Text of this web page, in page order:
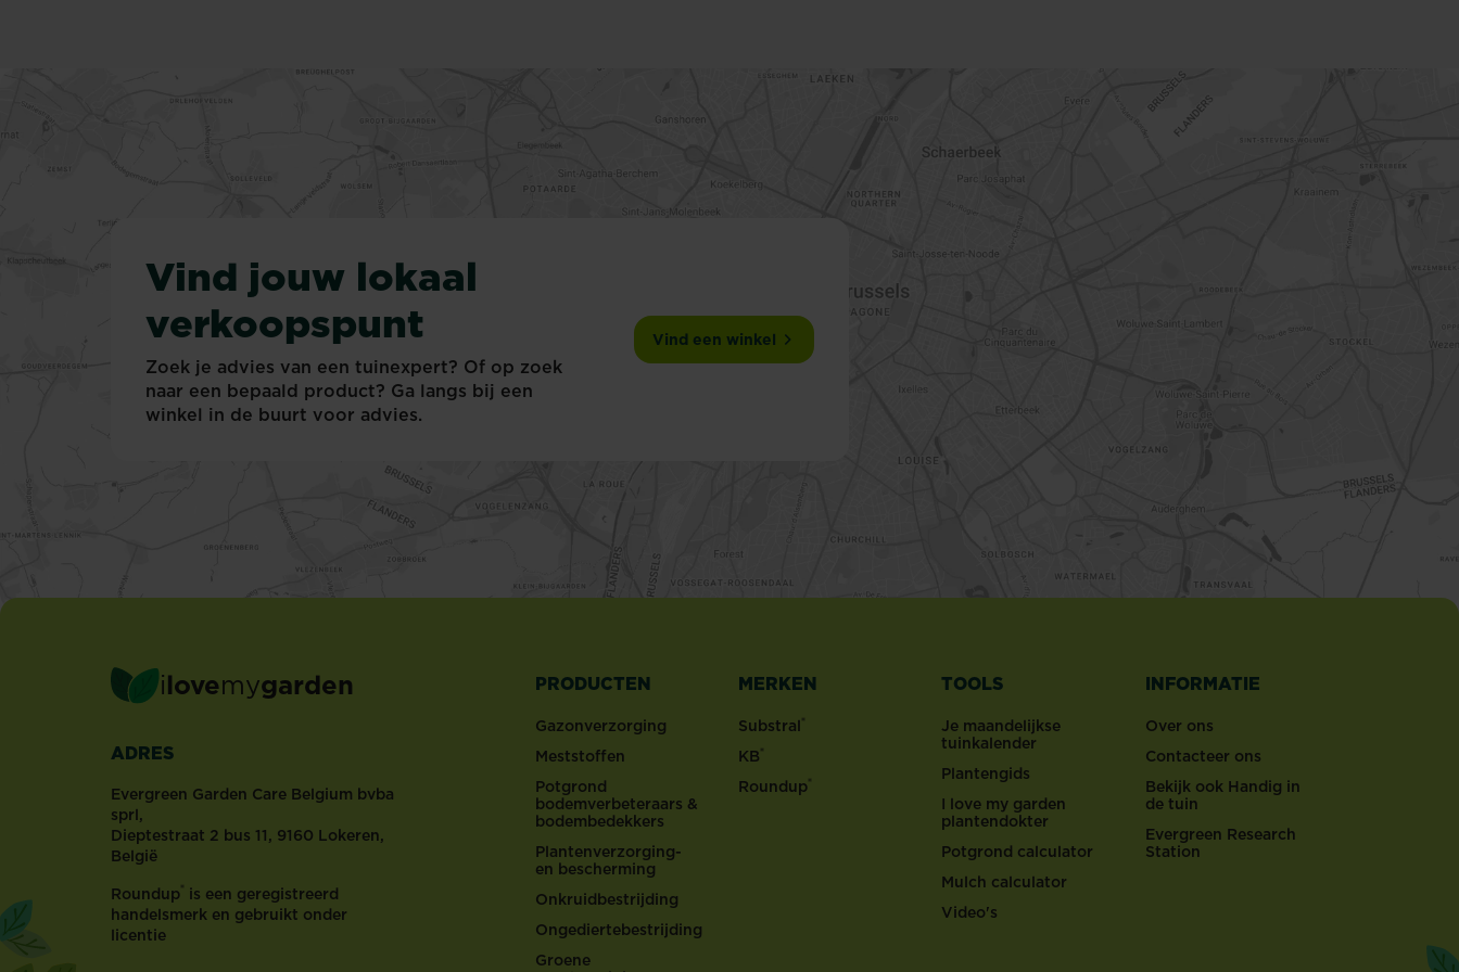
omgeving.
maar
ook
de
stam.
Wordt
gekenmerkt
door
met
Vind jouw lokaal
verkoopspunt
Zoek je advies van een tuinexpert? Of op zoek
naar een bepaald product? Ga langs bij een
winkel in de buurt voor advies.
Vind een winkel
ilovemygarden
ADRES
Evergreen Garden Care Belgium bvba
sprl,
Dieptestraat 2 bus 11, 9160 Lokeren,
België
Roundup® is een geregistreerd
handelsmerk en gebruikt onder
licentie
PRODUCTEN
Gazonverzorging
Meststoffen
Potgrond
bodemverbeteraars &
bodembedekkers
Plantenverzorging-
en bescherming
Onkruidbestrijding
Ongediertebestrijding
Groene
MERKEN
Substral®
KB®
Roundup®
TOOLS
Je maandelijkse
tuinkalender
Plantengids
I love my garden
plantendokter
Potgrond calculator
Mulch calculator
Video's
INFORMATIE
Over ons
Contacteer ons
Bekijk ook Handig in
de tuin
Evergreen Research
Station